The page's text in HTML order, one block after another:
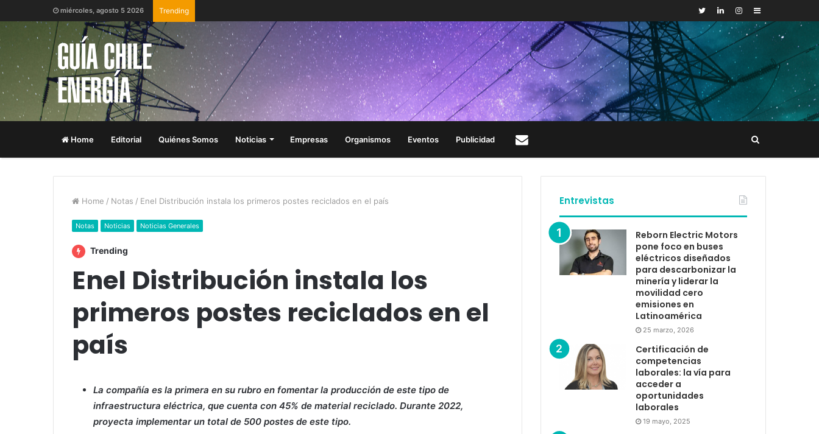
miércoles, agosto 5 2026 Trending Sidebar
Home Editorial Quiénes Somos Noticias Empresas Organismos Eventos Publicidad
Home / Notas / Enel Distribución instala los primeros postes reciclados en el país
Notas Noticias Noticias Generales
Trending
Enel Distribución instala los
primeros postes reciclados en el
país
La compañía es la primera en su rubro en fomentar la producción de este tipo de
infraestructura eléctrica, que cuenta con 45% de material reciclado. Durante 2022,
proyecta implementar un total de 500 postes de este tipo.
Entrevistas
Reborn Electric Motors
pone foco en buses
eléctricos diseñados
para descarbonizar la
minería y liderar la
movilidad cero
emisiones en
Latinoamérica
25 marzo, 2026
Certificación de
competencias
laborales: la vía para
acceder a
oportunidades
laborales
19 mayo, 2025